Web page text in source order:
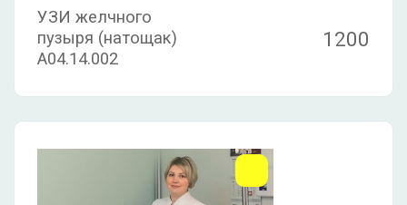
УЗИ желчного
пузыря (натощак)
А04.14.002
1200